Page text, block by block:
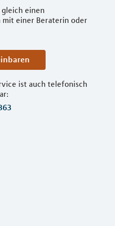
einen
mit einer Beraterin oder
ist auch telefonisch